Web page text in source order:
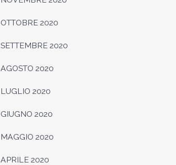
OTTOBRE 2020
SETTEMBRE 2020
AGOSTO 2020
LUGLIO 2020
GIUGNO 2020
MAGGIO 2020
APRILE 2020